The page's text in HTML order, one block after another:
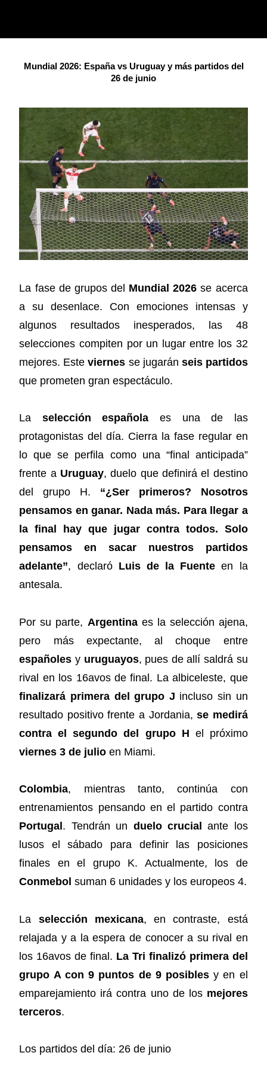
Mundial 2026: España vs Uruguay y más partidos del
26 de junio
La fase de grupos del Mundial 2026 se acerca
a su desenlace. Con emociones intensas y
algunos resultados inesperados, las 48
selecciones compiten por un lugar entre los 32
mejores. Esteviernes se jugarán seis partidos
que prometen gran espectáculo.
La selección española es una de las
protagonistas del día. Cierra la fase regular en
lo que se perfila como una “final anticipada”
frente a Uruguay, duelo que definirá el destino
del grupo H. “¿Ser primeros? Nosotros
pensamos en ganar. Nada más. Para llegar a
la final hay que jugar contra todos. Solo
pensamos en sacar nuestros partidos
adelante”, declaró Luis de la Fuente en la
antesala.
Por su parte, Argentinaes la selección ajena,
pero más expectante, al choque entre
españoles y uruguayos, pues de allí saldrá su
rival en los 16avos de final. La albiceleste, que
finalizará primera del grupo J incluso sin un
resultado positivo frente a Jordania,se medirá
contra el segundo del grupo H el próximo
viernes 3 de julio en Miami.
Colombia, mientras tanto, continúa con
entrenamientos pensando en el partido contra
Portugal . Tendrán un duelo crucial
ante los
lusos el sábado para definir las posiciones
finales en el grupo K. Actualmente, los de
Conmebol suman 6 unidades y los europeos 4.
La selección mexicana, en contraste, está
relajada y a la espera de conocer a su rival en
los 16avos de final. La Tri finalizó primera del
grupo A con 9 puntos de 9 posiblesy en el
emparejamiento irá contra uno de los mejores
terceros.
Los partidos del día: 26 de junio